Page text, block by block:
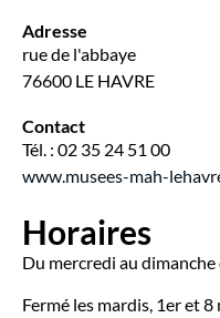
Adresse
rue de l'abbaye
76600 LE HAVRE
Contact
Tél. : 02 35 24 51 00
www.musees-mah-
Horaires
Du mercredi au
Fermé les mardis, 1er et